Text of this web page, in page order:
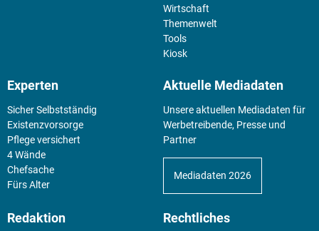
Wirtschaft
Themenwelt
Tools
Kiosk
Experten
Sicher Selbstständig
Existenz­vorsorge
Pflege versichert
4 Wände
Chefsache
Fürs Alter
Aktuelle Mediadaten
Unsere aktuellen Mediadaten für
Werbetreibende, Presse und
Partner
Mediadaten 2026
Redaktion Rechtliches